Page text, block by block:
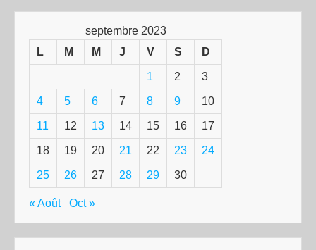
septembre 2023
L
M M J V S D
1 2 3
4 5 6 7 8 9 10
11 12 13 14 15 16 17
18 19 20 21 22 23 24
25 26 27 28 29 30
« Août Oct »